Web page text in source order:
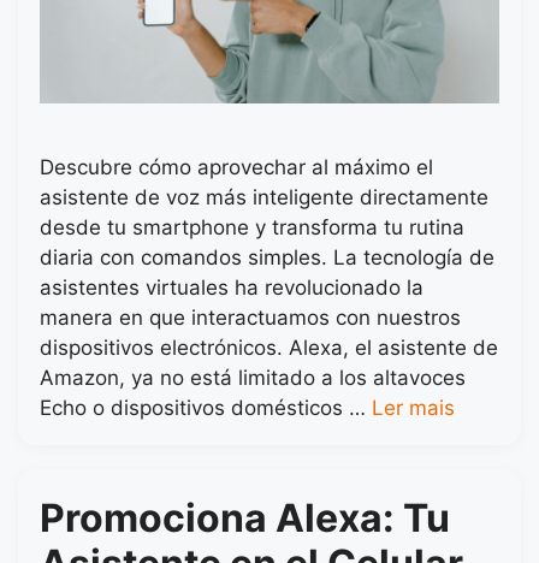
Descubre cómo aprovechar al máximo el
asistente de voz más inteligente directamente
desde tu smartphone y transforma tu rutina
diaria con comandos simples. La tecnología de
asistentes virtuales ha revolucionado la
manera en que interactuamos con nuestros
dispositivos electrónicos. Alexa, el asistente de
Amazon, ya no está limitado a los altavoces
Echo o dispositivos domésticos … Ler mais
Promociona Alexa: Tu